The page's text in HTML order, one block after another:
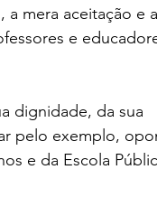
mera aceitação e a
e
dignidade, da sua
pelo exemplo,
e da Escola